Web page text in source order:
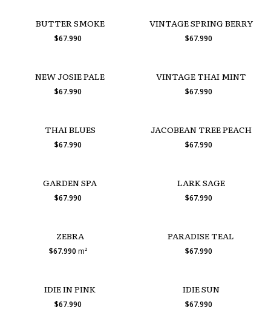
BUTTER SMOKE
$67.990
VINTAGE SPRING BERRY
$67.990
NEW JOSIE PALE
$67.990
VINTAGE THAI MINT
$67.990
THAI BLUES
$67.990
JACOBEAN TREE PEACH
$67.990
GARDEN SPA
$67.990
LARK SAGE
$67.990
ZEBRA
$67.990 m²
PARADISE TEAL
$67.990
IDIE IN PINK
$67.990
IDIE SUN
$67.990